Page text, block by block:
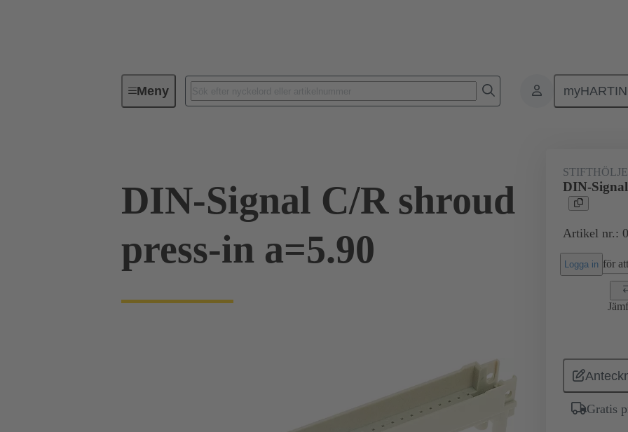
MenyFörbindningsteknik Produkter Förbindning
DIN-Signal C/R shroud
press-in a=5.90
STIFTHÖLJE
DIN-
Artikel nr.:
Logga in för
Gratis